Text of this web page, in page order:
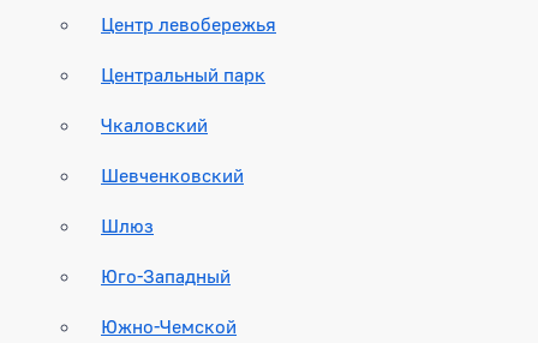
Центр левобережья
Центральный парк
Чкаловский
Шевченковский
Шлюз
Юго-Западный
Южно-Чемской